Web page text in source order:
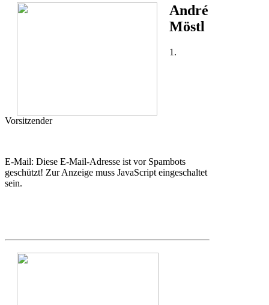
André
Möstl
1.
Vorsitzender
E-Mail: Diese E-Mail-Adresse ist vor Spambots
geschützt! Zur Anzeige muss JavaScript eingeschaltet
sein.